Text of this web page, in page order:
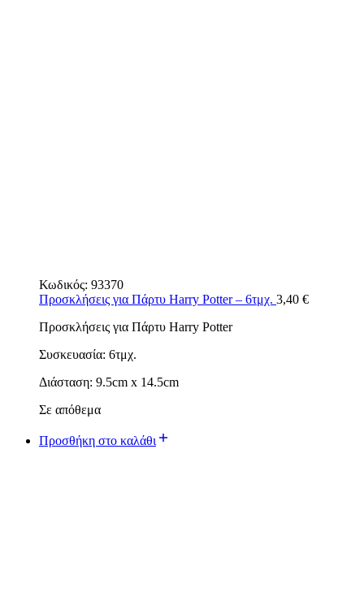
Κωδικός: 93370
Προσκλήσεις για Πάρτυ Harry Potter – 6τμχ. 3,40 €
Προσκλήσεις για Πάρτυ Harry Potter
Συσκευασία: 6τμχ.
Διάσταση: 9.5cm x 14.5cm
Σε απόθεμα
Προσθήκη στο καλάθι